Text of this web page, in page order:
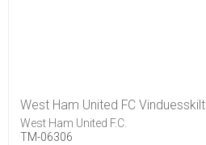
West Ham United FC Vinduesskilt
West Ham United F.C.
TM-06306